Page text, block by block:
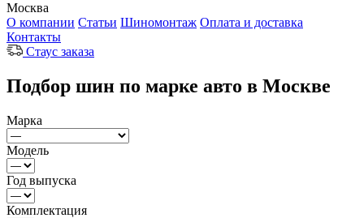
Москва
О компании Статьи Шиномонтаж Оплата и доставка
Контакты
Стаус заказа
Подбор шин по марке авто в Москве
Марка
Модель
Год выпуска
Комплектация